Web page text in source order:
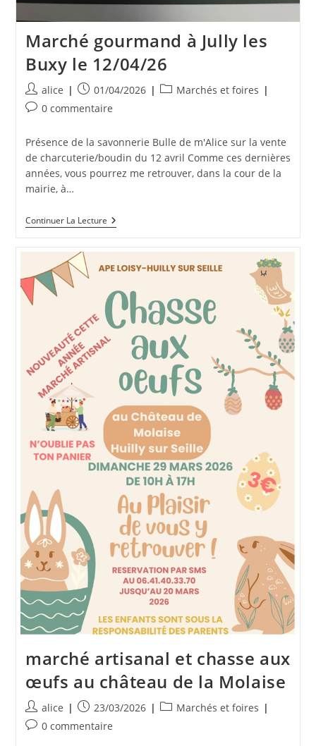
Marché gourmand à Jully les
Buxy le 12/04/26
Auteur/autrice
de
alice
Publication
publiée :
01/04/2026
PostMarchés et foires
Commentaires
la
publication :
0 commentaire
Présence de la savonnerie Bulle de m'Alice sur la vente
de charcuterie/boudin du 12 avril Comme ces dernières
années, vous pourrez me retrouver, dans la cour de la
mairie, à…
Continuer La LectureMarché
Gourmand
Jully
Les
Le
12/04/26
marché artisanal et chasse aux
œufs au château de la Molaise
Auteur/autrice
de
alice
Publication
publiée :
23/03/2026
PostMarchés et foires
Commentaires
0 commentaire